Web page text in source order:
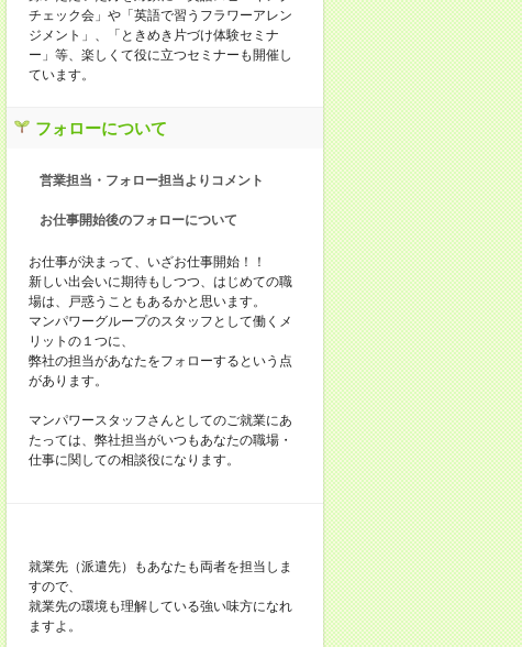
チェック会」や「英語で習うフラワーアレン
ジメント」、「ときめき片づけ体験セミナ
ー」等、楽しくて役に立つセミナーも開催し
ています。
フォローについて
営業担当・フォロー担当よりコメント
お仕事開始後のフォローについて
お仕事が決まって、いざお仕事開始！！
新しい出会いに期待もしつつ、はじめての職
場は、戸惑うこともあるかと思います。
マンパワーグループのスタッフとして働くメ
リットの１つに、
弊社の担当があなたをフォローするという点
があります。
マンパワースタッフさんとしてのご就業にあ
たっては、弊社担当がいつもあなたの職場・
仕事に関しての相談役になります。
就業先（派遣先）もあなたも両者を担当しま
すので、
就業先の環境も理解している強い味方になれ
ますよ。